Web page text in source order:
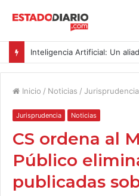
Inicio / Noticias / Jurisprudencia
Jurisprudencia Noticias
CS ordena al
Público
publicadas